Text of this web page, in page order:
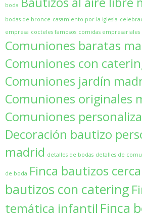
boda
bodas de bronce casamiento por la iglesia
empresa cocteles famosos comidas empresariales
Comuniones baratas
Comuniones con
Comuniones jardín
Comuniones originales
Comuniones
Decoración bautizo
madrid detalles de bodas detalles de
de boda Finca bautizos
bautizos con catering
temática infantil Finca